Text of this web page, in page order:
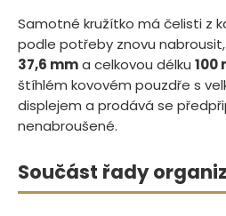
Samotné kružítko má čelisti z
podle potřeby znovu
37,6 mma celkovou délku 100
štíhlém kovovém pouzdře s
displejem a prodává se
nenabroušené.
Součást řady